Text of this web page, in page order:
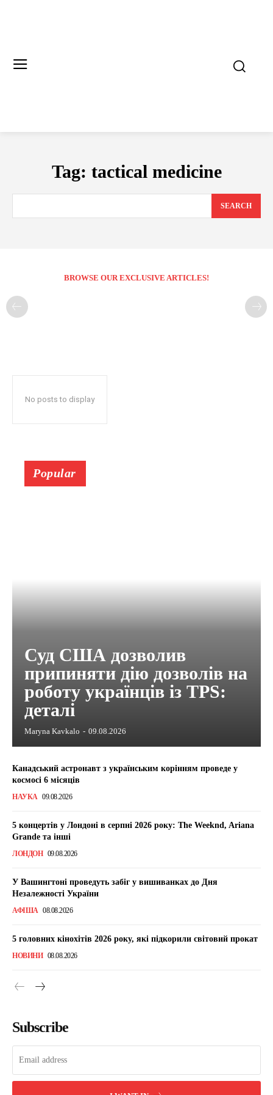
Tag: tactical medicine
SEARCH
BROWSE OUR EXCLUSIVE ARTICLES!
No posts to display
Popular
Суд США дозволив
припиняти дію дозволів на
роботу українців із TPS:
деталі
Maryna Kavkalo - 09.08.2026
Канадський астронавт з українським корінням проведе у
космосі 6 місяців
НАУКА 09.08.2026
5 концертів у Лондоні в серпні 2026 року: The Weeknd, Ariana
Grande та інші
ЛОНДОН 09.08.2026
У Вашингтоні проведуть забіг у вишиванках до Дня
Незалежності України
АФІША 08.08.2026
5 головних кінохітів 2026 року, які підкорили світовий прокат
НОВИНИ 08.08.2026
Subscribe